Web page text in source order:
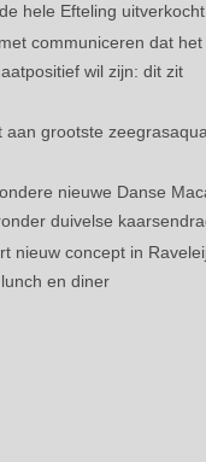
hele Efteling uitverkocht
communiceren dat het
wil zijn: dit zit
aan grootste
nieuwe Danse
duivelse
nieuw concept in
en diner